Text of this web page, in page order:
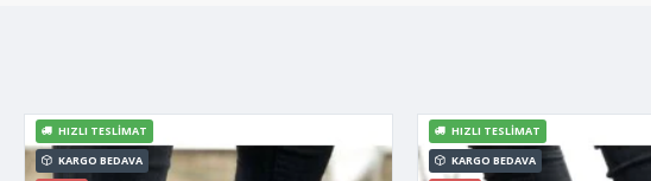
KARGO BEDAVA
HIZLI TESLIMAT
KARGO BEDAVA
HIZLI TESLIMAT